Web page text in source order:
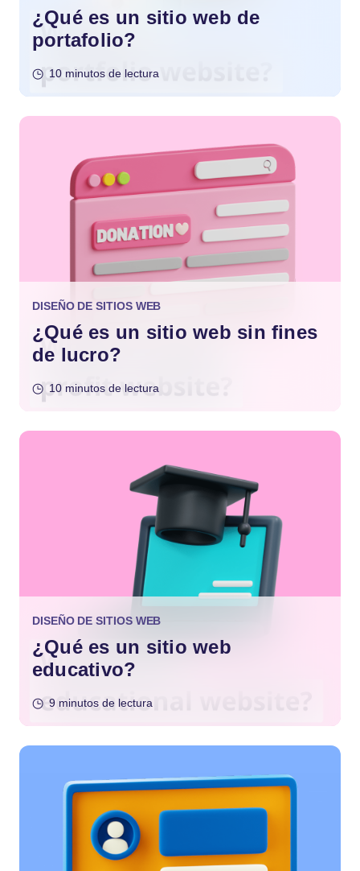
¿Qué es un sitio web de
portafolio?
10 minutos de lectura
DISEÑO DE SITIOS WEB
¿Qué es un sitio web sin fines
de lucro?
10 minutos de lectura
DISEÑO DE SITIOS WEB
¿Qué es un sitio web
educativo?
9 minutos de lectura